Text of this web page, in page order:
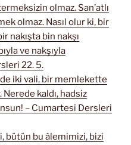
olmaz. San’atlı
olmaz. Nasıl olur ki, bir
nakışta bin nakşı
ve nakşıyla
22. 5.
iki vali, bir memlekette
Nerede kaldı, hadsiz
– Cumartesi Dersleri
bütün bu âlemimizi, bizi